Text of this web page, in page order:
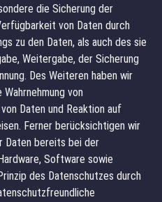
die Sicherung der
von Daten durch
zu den Daten, als auch des sie
Weitergabe, der Sicherung
Des Weiteren haben wir
von
Daten und Reaktion auf
Ferner berücksichtigen wir
Daten bereits bei der
Software sowie
des Datenschutzes durch